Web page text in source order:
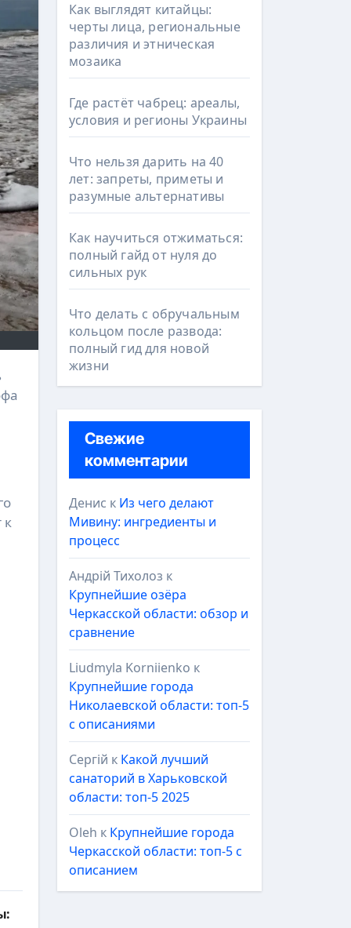
к
Как выглядят китайцы:
черты лица, региональные
различия и этническая
мозаика
Где растёт чабрец: ареалы,
условия и регионы Украины
Что нельзя дарить на 40
лет: запреты, приметы и
разумные альтернативы
Как научиться отжиматься:
полный гайд от нуля до
сильных рук
Что делать с обручальным
кольцом после развода:
полный гид для новой
жизни
Свежие
комментарии
Денис к Из чего делают
Мивину: ингредиенты и
процесс
Андрій Тихолоз к
Крупнейшие озёра
Черкасской области: обзор и
сравнение
Liudmyla Korniienko к
Крупнейшие города
Николаевской области: топ-5
с описаниями
Сергій к Какой лучший
санаторий в Харьковской
области: топ-5 2025
Oleh к Крупнейшие города
Черкасской области: топ-5 с
описанием